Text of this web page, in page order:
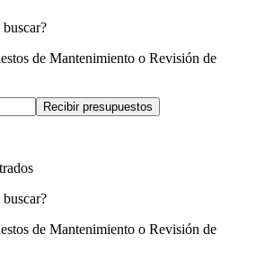
de Mantenimiento o Revisión de
Recibir presupuestos
de Mantenimiento o Revisión de